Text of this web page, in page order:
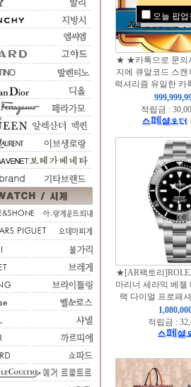
오늘 팝
★ ★카톡으로 문의
지에 큐알코드 스
럭셔리즘 유일한
적립금 :
★[AR팩토리
마리너 세라믹 베젤
랙 다이얼 프로패
적립금 :